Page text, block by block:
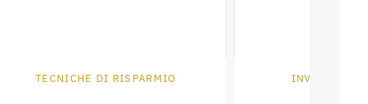
TECNICHE DI RISPARMIO INVESTIRE IN